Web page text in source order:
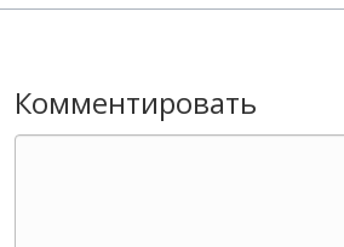
Комментировать